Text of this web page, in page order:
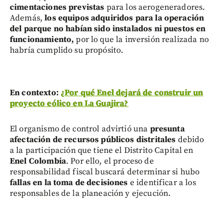
cimentaciones previstas para los aerogeneradores.
Además,los equipos adquiridos para la operación
del parque no habían sido instalados ni puestos en
funcionamiento, por lo que la inversión realizada no
habría cumplido su propósito.
En contexto: ¿Por qué Enel dejará de construir un
proyecto eólico en La Guajira?
El organismo de control advirtió una presunta
afectación de recursos públicos distritales debido
a la participación que tiene el Distrito Capital en
Enel Colombia. Por ello, el proceso de
responsabilidad fiscal buscará determinar si hubo
fallas en la toma de decisiones e identificar a los
responsables de la planeación y ejecución.